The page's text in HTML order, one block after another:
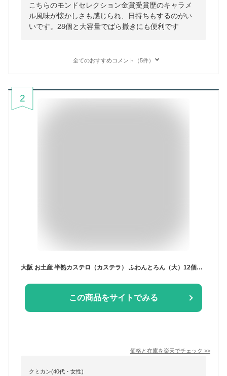
こちらのモンドセレクション金賞受賞歴のキャラメ
ル風味が懐かしさも感じられ、日持ちもするのがい
いです。28個と大容量でばら撒きにも便利です
全てのおすすめコメント（5件）
2
大阪 お土産 半熟カステロ（カステラ） ふわんとろん（大）12個入 【大阪土産 おみやげ 大阪みやげ 関西 お土産 お菓子 洋風カステラ 帰省 手土産】
この商品をサイトでみる
価格と在庫を楽天でチェック >>
クミカン(40代・女性)